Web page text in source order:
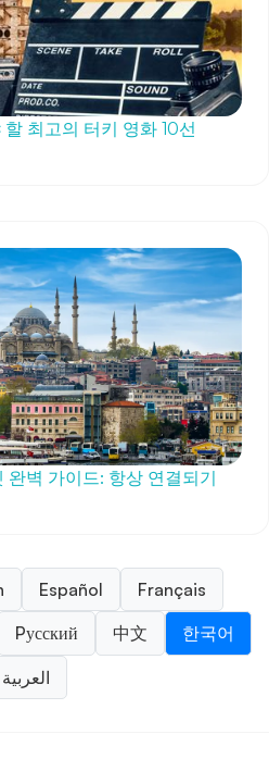
최고의 터키 영화 10선
벽 가이드: 항상 연결되기
Español
Français
Pусский 中文 한국어
العربية